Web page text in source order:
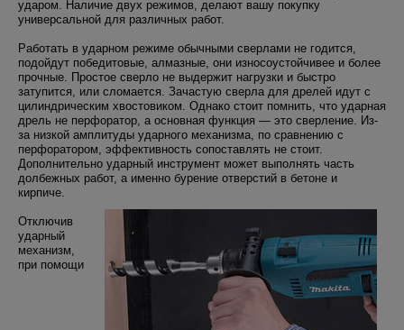
ударом. Наличие двух режимов, делают вашу покупку
универсальной для различных работ.
Работать в ударном режиме обычными сверлами не годится,
подойдут победитовые, алмазные, они износоустойчивее и более
прочные. Простое сверло не выдержит нагрузки и быстро
затупится, или сломается. Зачастую сверла для дрелей идут с
цилиндрическим хвостовиком. Однако стоит помнить, что ударная
дрель не перфоратор, а основная функция — это сверление. Из-
за низкой амплитуды ударного механизма, по сравнению с
перфоратором, эффективность сопоставлять не стоит.
Дополнительно ударный инструмент может выполнять часть
долбежных работ, а именно бурение отверстий в бетоне и
кирпиче.
Отключив
ударный
механизм,
при помощи